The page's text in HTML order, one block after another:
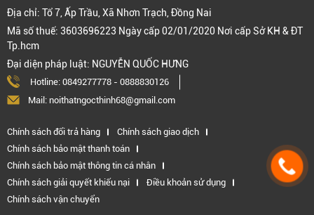
Địa chỉ: Tổ 7, Ấp Trầu, Xã Nhơn Trạch, Đồng Nai
Mã số thuế: 3603696223 Ngày cấp 02/01/2020 Nơi cấp Sở KH & ĐT
Tp.hcm
Đại diện pháp luật: NGUYỄN QUỐC HƯNG
Hotline: 0849277778 - 0888830126
Mail: noithatngocthinh68@gmail.com
Chính sách đổi trả hàng
Chính sách giao dịch
Chính sách bảo mật thanh toán
Chính sách bảo mật thông tin cá nhân
Chính sách giải quyết khiếu nại
Điều khoản sử dụng
Chính sách vận chuyển